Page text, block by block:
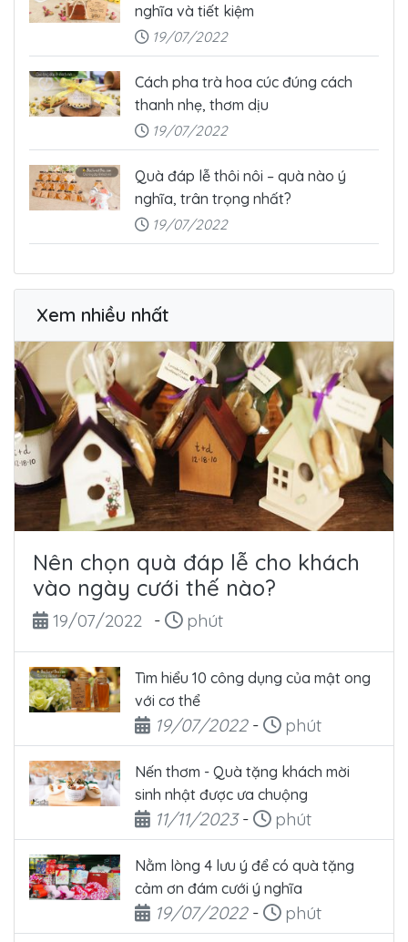
nghĩa và tiết kiệm
19/07/2022
Cách pha trà hoa cúc đúng cách
thanh nhẹ, thơm dịu
19/07/2022
Quà đáp lễ thôi nôi – quà nào ý
nghĩa, trân trọng nhất?
19/07/2022
Xem nhiều nhất
Nên chọn quà đáp lễ cho khách
vào ngày cưới thế nào?
Ngày đăng
19/07/2022 - Thời gian đọc
phút
Tìm hiểu 10 công dụng của mật ong
với cơ thể
Ngày đăng
19/07/2022- Thời gian đọc
phút
Nến thơm - Quà tặng khách mời
sinh nhật được ưa chuộng
Ngày đăng
11/11/2023- Thời gian đọc
phút
Nằm lòng 4 lưu ý để có quà tặng
cảm ơn đám cưới ý nghĩa
Ngày đăng
19/07/2022- Thời gian đọc
phút